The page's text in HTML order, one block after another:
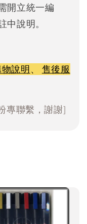
開立統一編
中說明。
說明、 售後服
專聯繫，謝謝]